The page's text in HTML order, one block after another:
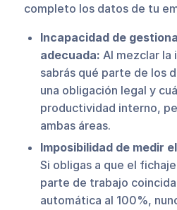
completo los datos de tu
Incapacidad de
adecuada: Al mezclar la
sabrás qué parte de los
una obligación legal y
productividad interno,
ambas áreas.
Imposibilidad de medir
Si obligas a que el
parte de trabajo
automática al 100%,